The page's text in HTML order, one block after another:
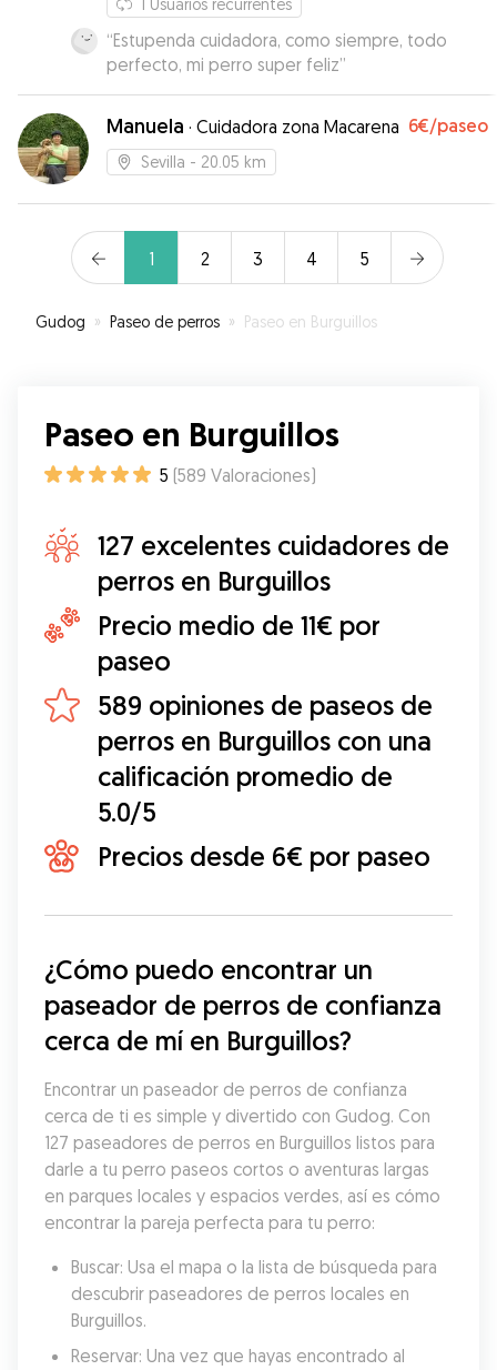
Usuarios recurrentes
“Estupenda cuidadora, como siempre, todo
perfecto, mi perro super feliz”
Manuela · Cuidadora zona Macarena 6€/paseo
Sevilla - 20.05 km
1 2 3 4 5
Gudog » Paseo de perros » Paseo en Burguillos
Paseo en Burguillos
5 (589 Valoraciones)
127 excelentes cuidadores de
perros en Burguillos
Precio medio de 11€ por
paseo
589 opiniones de paseos de
perros en Burguillos con una
calificación promedio de
5.0/5
Precios desde 6€ por paseo
¿Cómo puedo encontrar un
paseador de perros de confianza
cerca de mí en Burguillos?
Encontrar un paseador de perros de confianza
cerca de ti es simple y divertido con Gudog. Con
127 paseadores de perros en Burguillos listos para
darle a tu perro paseos cortos o aventuras largas
en parques locales y espacios verdes, así es cómo
encontrar la pareja perfecta para tu perro:
Buscar: Usa el mapa o la lista de búsqueda para
descubrir paseadores de perros locales en
Burguillos.
Reservar: Una vez que hayas encontrado al